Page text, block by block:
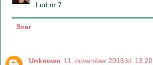
Lod nr 7
Svar
Unknown 11. november 2016 kl. 13.20